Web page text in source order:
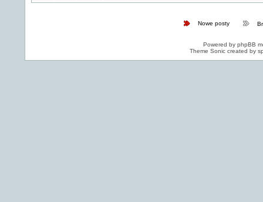
Nowe posty
Powered by phpBB
Theme Sonic created by